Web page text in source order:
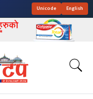
Unicode English